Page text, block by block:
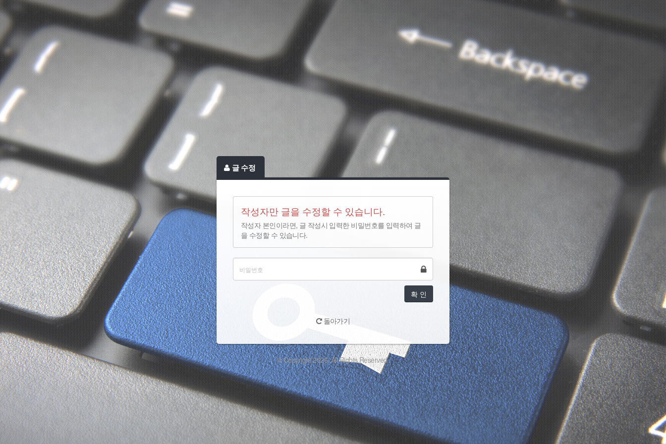
글 수정
작성자만 글을 수정할 수 있습니다.
작성자 본인이라면, 글 작성시 입력한 비밀번호를 입력하여 글
을 수정할 수 있습니다.
확 인
돌아가기
© Copyright 2026. All Rights Reserved.